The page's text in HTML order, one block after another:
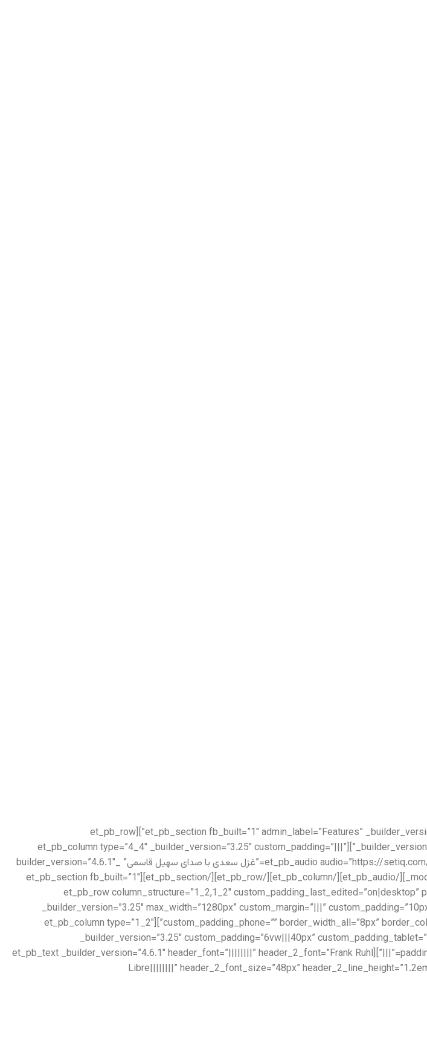
[/et_pb_text][/et_pb_column][/et_pb_row][/et_pb_section][et_pb_section fb_built=”1″ admin_label=”Features” _builder_version=”3.22″ locked=”off”][et_pb_row
_builder_version=”3.25″ max_width=”1280px” use_custom_width=”on” custom_width_px=”1280px”][et_pb_column type=”4_4″ _builder_version=”3.25″ custom_padding=”|||”
custom_padding__hover=”|||”][et_pb_audio audio=”https://setiq.com/wp-content/uploads/2022/10/sadi-152.mp3″ title=”غزل سعدی با صدای سهیل قاسمی” _builder_version=”4.6.1″
_module_preset=”default” hover_enabled=”0″ title_text=”sadi-152″ sticky_enabled=”0″][/et_pb_audio][/et_pb_column][/et_pb_row][/et_pb_section][et_pb_section fb_built=”1″
admin_label=”About us” _builder_version=”3.22″][et_pb_row column_structure=”1_2,1_2″
_builder_version=”3.25″ max_width=”1280px” custom_margin=”|||”
custom_padding_phone=”” border_width_all=”8px” border_color_all=”rgba(115,39,39,0.06)” use_custom_width=”on” custom_width_px=”1280px”][et_pb_column type=”1_2″
_builder_version=”3.25″ custom_padding=”6vw|||40px”
padding_tablet=”|20px||20px” padding_last_edited=”on|tablet” custom_padding__hover=”|||”][et_pb_text _builder_version=”4.6.1″ header_font=”||||||||” header_2_font=”Frank Ruhl
Libre||||||||” header_2_font_size=”48px”